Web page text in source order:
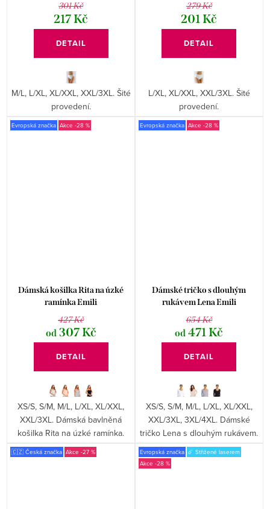
301 Kč
217 Kč
DETAIL
M/L, L/XL, XL/XXL, XXL/3XL. Šité
provedení.
279 Kč
201 Kč
DETAIL
L/XL, XL/XXL, XXL/3XL. Šité
provedení.
Evropská značka -28 %
Dámská košilka Rita na úzké
ramínka Emili
427 Kč
od307 Kč
DETAIL
XS/S, S/M, M/L, L/XL, XL/XXL,
XXL/3XL. Dámská bavlněná
košilka Rita na úzké ramínka.
Evropská značka -28 %
Dámské tričko s dlouhým
rukávem Lena Emili
654 Kč
od 471 Kč
DETAIL
XS/S, S/M, M/L, L/XL, XL/XXL,
XXL/3XL, 3XL/4XL. Dámské
tričko Lena s dlouhým rukávem.
🇨🇿 Česká značka -27 % Evropská značka ☄️ Střižené laserem
-28 %